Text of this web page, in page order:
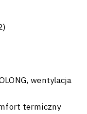
wentylacja
termiczny